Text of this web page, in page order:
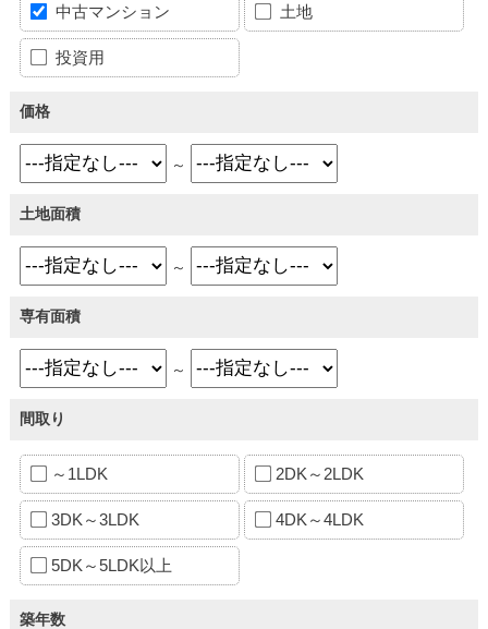
中古マンション 土地
投資用
価格
～
土地面積
～
専有面積
～
間取り
～1LDK 2DK～2LDK
3DK～3LDK 4DK～4LDK
5DK～5LDK以上
築年数